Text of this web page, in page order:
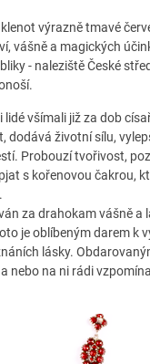
výrazně tmavé
vášně a magických
- naleziště České
lidé všímali již za dob
dodává životní sílu,
Probouzí tvořivost,
s kořenovou čakrou,
za drahokam vášně a
je oblíbeným darem k
lásky.
nebo na ni rádi